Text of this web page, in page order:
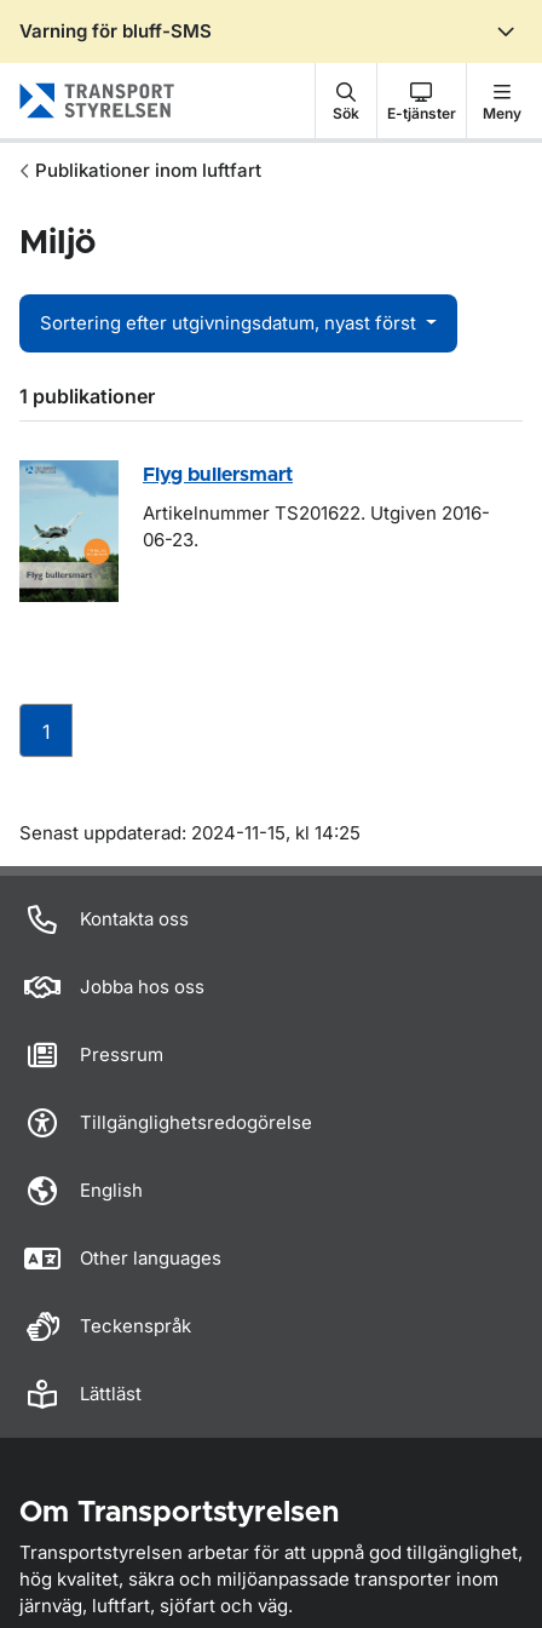
Varning för bluff-SMS
Sök E-tjänster Meny
Publikationer inom luftfart
Miljö
Sortering efter utgivningsdatum, nyast först
1 publikationer
Flyg bullersmart
Artikelnummer TS201622. Utgiven 2016-
06-23.
1
Om sidan
Senast uppdaterad: 2024-11-15, kl 14:25
Kontakta oss
Jobba hos oss
Pressrum
Tillgänglighetsredogörelse
English
Other languages
Teckenspråk
Lättläst
Om Transportstyrelsen
Transportstyrelsen arbetar för att uppnå god tillgänglighet,
hög kvalitet, säkra och miljöanpassade transporter inom
järnväg, luftfart, sjöfart och väg.